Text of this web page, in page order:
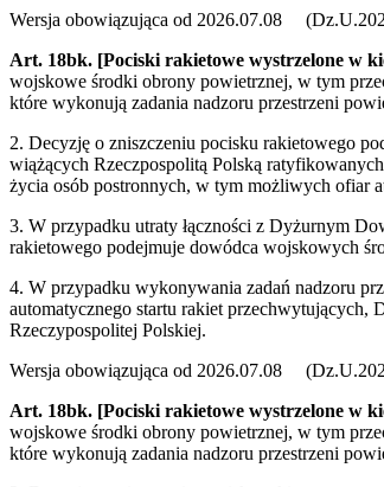
Wersja obowiązująca od 2026.07.08
Art. 18bk. [Pociski rakietowe wystrzelone w
wojskowe środki obrony powietrznej, w tym
które wykonują zadania nadzoru przestrzeni
2. Decyzję o zniszczeniu pocisku rakietowego
wiążących Rzeczpospolitą Polską
życia osób postronnych, w tym możliwych ofiar
3. W przypadku utraty łączności z Dyżurnym
rakietowego podejmuje dowódca wojskowych
4. W przypadku wykonywania zadań nadzoru
automatycznego startu rakiet
Rzeczypospolitej Polskiej.
Wersja obowiązująca od 2026.07.08
Art. 18bk. [Pociski rakietowe wystrzelone w
wojskowe środki obrony powietrznej, w tym
które wykonują zadania nadzoru przestrzeni